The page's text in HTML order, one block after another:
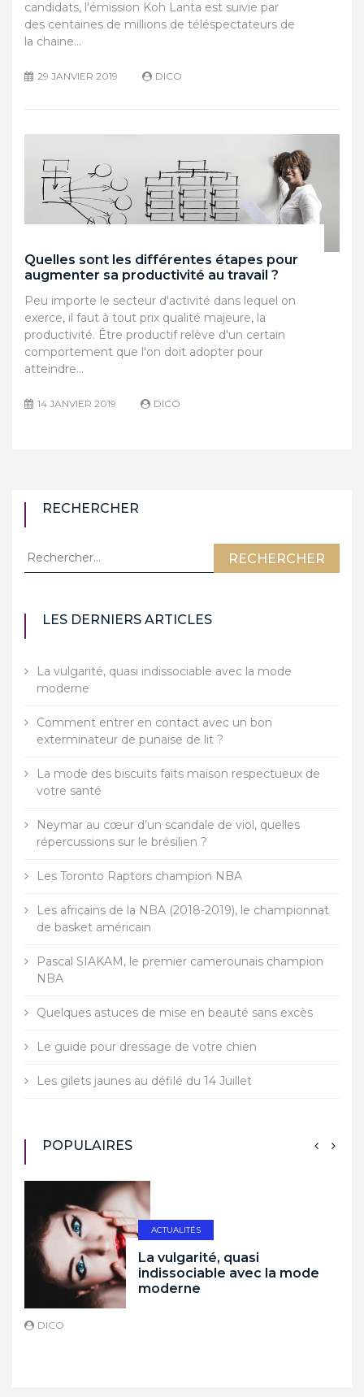
candidats, l'émission Koh Lanta est suivie par
des centaines de millions de téléspectateurs de
la chaine…
29 JANVIER 2019 DICO
Quelles sont les différentes étapes pour
augmenter sa productivité au travail ?
Peu importe le secteur d'activité dans lequel on
exerce, il faut à tout prix qualité majeure, la
productivité. Être productif relève d'un certain
comportement que l'on doit adopter pour
atteindre…
14 JANVIER 2019 DICO
RECHERCHER
Rechercher :
LES DERNIERS ARTICLES
La vulgarité, quasi indissociable avec la mode
moderne
Comment entrer en contact avec un bon
exterminateur de punaise de lit ?
La mode des biscuits faits maison respectueux de
votre santé
Neymar au cœur d’un scandale de viol, quelles
répercussions sur le brésilien ?
Les Toronto Raptors champion NBA
Les africains de la NBA (2018-2019), le championnat
de basket américain
Pascal SIAKAM, le premier camerounais champion
NBA
Quelques astuces de mise en beauté sans excès
Le guide pour dressage de votre chien
Les gilets jaunes au défilé du 14 Juillet
POPULAIRES
ACTUALITÉS
La vulgarité, quasi
indissociable avec la mode
moderne
DICO